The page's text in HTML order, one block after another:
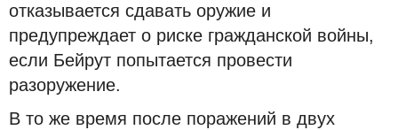
отказывается сдавать оружие и
предупреждает о риске гражданской войны,
если Бейрут попытается провести
разоружение.
В то же время после поражений в двух